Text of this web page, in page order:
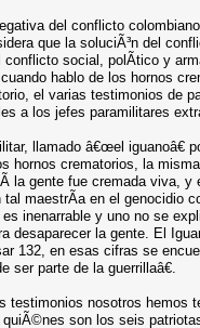
del conflicto
que la soluciÃ³n del
conflicto social, polÃ­tico y
hablo de los hornos
el varias testimonios de
a los jefes paramilitares
llamado â€œel iguanoâ€
hornos crematorios, la
la gente fue cremada viva, y
tal maestrÃ­a en el genocidio
inenarrable y uno no se
desaparecer la gente. El
132, en esas cifras se
ser parte de la guerrillaâ€.
testimonios nosotros hemos
son los seis